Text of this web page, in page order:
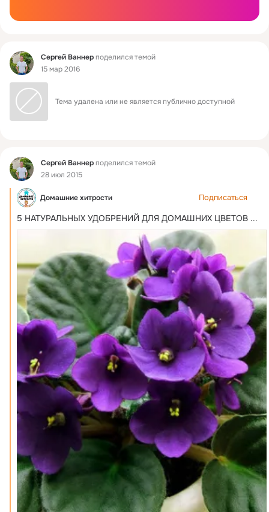
Фид Сергей Ваннерподелился темой
15 мар 2016
Тема удалена или не является публично доступной
Фид Сергей Ваннерподелился темой
28 июл 2015
Домашние хитрости Подписаться
5 НАТУРАЛЬНЫХ УДОБРЕНИЙ ДЛЯ ДОМАШНИХ ЦВЕТОВ ...